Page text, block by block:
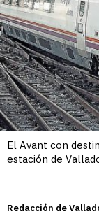
El Avant con
estación de
Redacción de